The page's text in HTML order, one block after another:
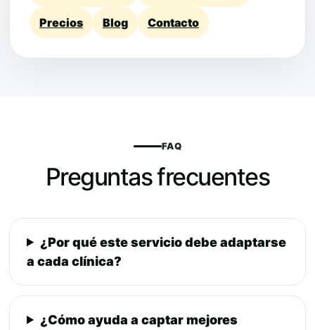
Precios Blog Contacto
FAQ
Preguntas frecuentes
¿Por qué este servicio debe adaptarse
a cada clínica?
¿Cómo ayuda a captar mejores